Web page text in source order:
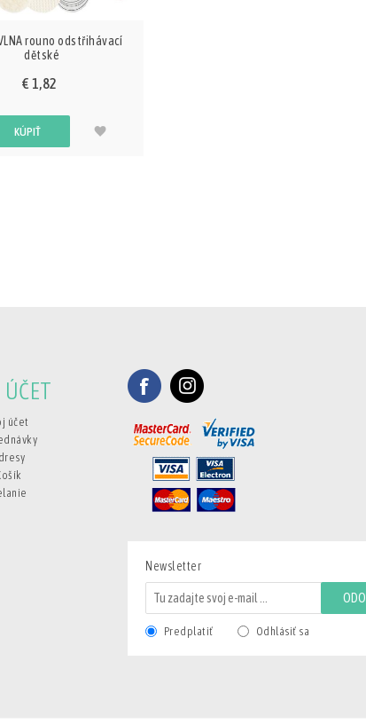
rouno odstřihávací
dětské
€ 1,82
KÚPIŤ
ÚČET
účet
Newsletter
Predplatiť Odhlásiť sa